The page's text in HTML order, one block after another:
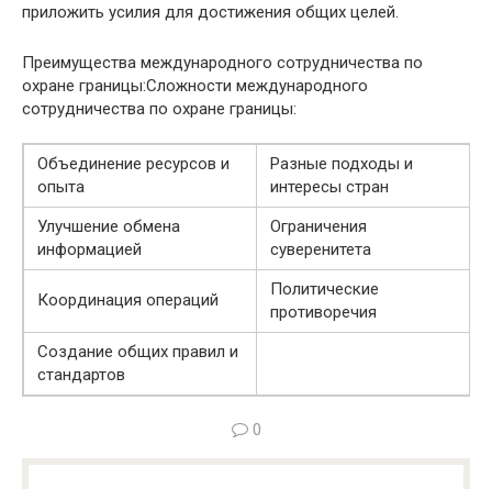
приложить усилия для достижения общих целей.
Преимущества международного сотрудничества по
охране границы:Сложности международного
сотрудничества по охране границы:
Объединение ресурсов и
опыта
Разные подходы и
интересы стран
Улучшение обмена
информацией
Ограничения
суверенитета
Координация операций
Политические
противоречия
Создание общих правил и
стандартов
0